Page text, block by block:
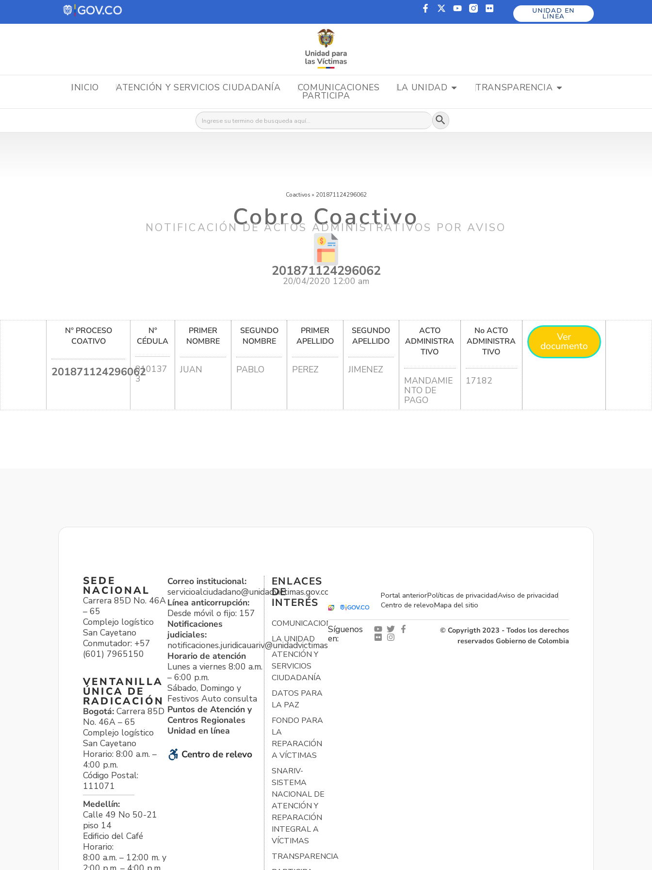
UNIDAD EN
LÍNEA
INICIO ATENCIÓN Y SERVICIOS CIUDADANÍA COMUNICACIONES LA UNIDAD TRANSPARENCIA
PARTICIPA
Buscar: Botón de búsqueda
Coactivos » 201871124296062
Cobro Coactivo
NOTIFICACIÓN DE ACTOS ADMINISTRATIVOS POR AVISO
201871124296062
20/04/2020 12:00 am
N° PROCESO
COATIVO
201871124296062
N°
CÉDULA
810137
3
PRIMER
NOMBRE
JUAN
SEGUNDO
NOMBRE
PABLO
PRIMER
APELLIDO
PEREZ
SEGUNDO
APELLIDO
JIMENEZ
ACTO
ADMINISTRA
TIVO
MANDAMIE
NTO DE
PAGO
No ACTO
ADMINISTRA
TIVO
17182
Ver
documento
SEDE
NACIONAL
Carrera 85D No. 46A
– 65
Complejo logístico
San Cayetano
Conmutador: +57
(601) 7965150
VENTANILLA
ÚNICA DE
RADICACIÓN
Bogotá: Carrera 85D
No. 46A – 65
Complejo logístico
San Cayetano
Horario: 8:00 a.m. –
4:00 p.m.
Código Postal:
111071
Medellín:
Calle 49 No 50-21
piso 14
Edificio del Café
Horario:
8:00 a.m. – 12:00 m. y
Correo institucional:
servicioalciudadano@unidadvictimas.gov.co
Línea anticorrupción:
Desde móvil o fijo: 157
Notificaciones
judiciales:
notificaciones.juridicauariv@unidadvictimas.gov.co
Horario de atención
Lunes a viernes 8:00 a.m.
– 6:00 p.m.
Sábado, Domingo y
Festivos Auto consulta
Puntos de Atención y
Centros Regionales
Unidad en línea
Centro de relevo
ENLACES
DE
INTERÉS
COMUNICACIONES
LA UNIDAD
ATENCIÓN Y
SERVICIOS
CIUDADANÍA
DATOS PARA
LA PAZ
FONDO PARA
LA
REPARACIÓN
A VÍCTIMAS
SNARIV-
SISTEMA
NACIONAL DE
ATENCIÓN Y
REPARACIÓN
INTEGRAL A
VÍCTIMAS
TRANSPARENCIA
Portal anteriorPolíticas de privacidadAviso de privacidad
Centro de relevoMapa del sitio
Síguenos
en:
© Copyrigth 2023 - Todos los derechos
reservados Gobierno de Colombia